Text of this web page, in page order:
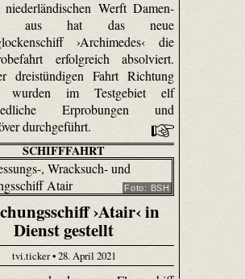
Werft Damen-
aus hat das neue
›Archimedes‹ die
erfolgreich absolviert.
dreistündigen Fahrt Richtung
wurden im Testgebiet elf
Erprobungen und
durchgeführt.
SCHIFFFAHRT
Foto: BSH
›Atair‹ in
Dienst gestellt
tvi.ticker • 28. April 2021